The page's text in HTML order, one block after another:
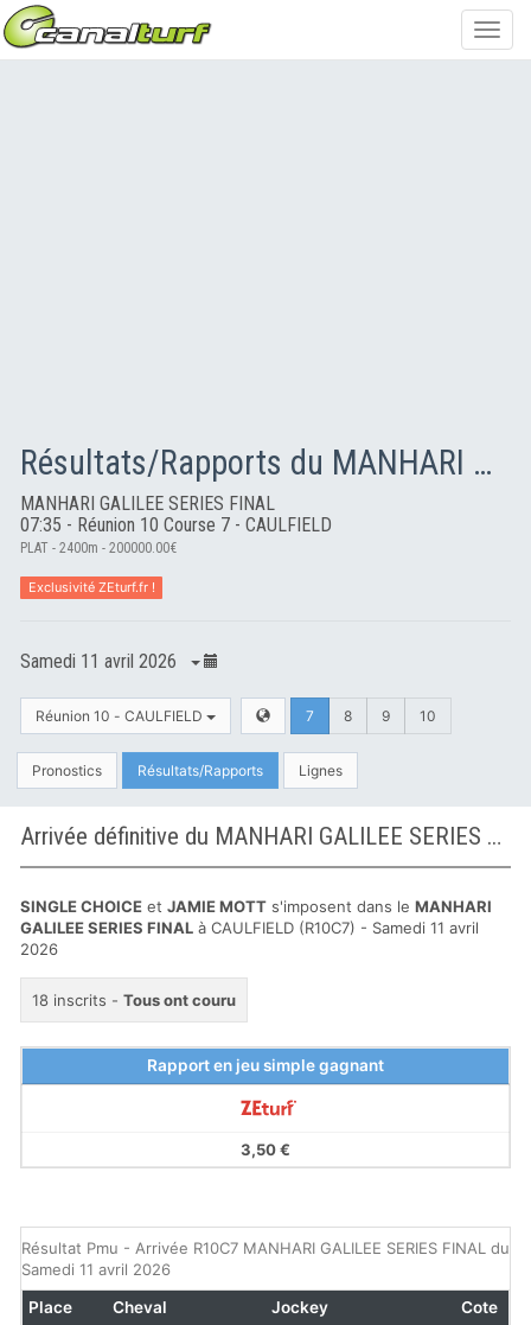
Résultats/Rapports du MANHARI GALILEE SERIES FINAL
MANHARI GALILEE SERIES FINAL
07:35 - Réunion 10 Course 7 - CAULFIELD
PLAT - 2400m - 200000.00€
Exclusivité ZEturf.fr !
Samedi 11 avril 2026
Réunion 10 - CAULFIELD 7 8 9 10
Pronostics Résultats/Rapports Lignes
Arrivée définitive du MANHARI GALILEE SERIES FINAL à CAULFIELD
SINGLE CHOICE et JAMIE MOTT s'imposent dans le MANHARI
GALILEE SERIES FINAL à CAULFIELD (R10C7) - Samedi 11 avril
2026
18 inscrits - Tous ont couru
Rapport en jeu simple gagnant
3,50 €
Résultat Pmu - Arrivée R10C7 MANHARI GALILEE SERIES FINAL du
Samedi 11 avril 2026
Place Cheval Jockey Cote